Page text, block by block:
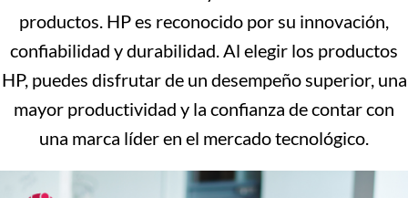
productos. HP es reconocido por su innovación,
confiabilidad y durabilidad. Al elegir los productos
HP, puedes disfrutar de un desempeño superior, una
mayor productividad y la confianza de contar con
una marca líder en el mercado tecnológico.